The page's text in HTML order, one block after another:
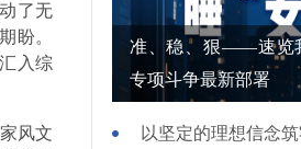
了无
盼。
入综
风文
准、稳、狠——速览
专项斗争最新部署